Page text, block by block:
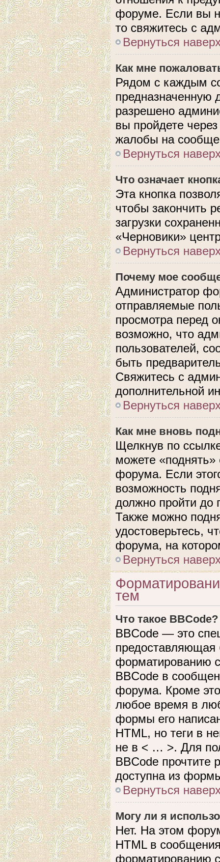
форуме. Если вы
то свяжитесь с
Вернуться
Как мне
Рядом с каждым
предназначенную
разрешено
вы пройдете
жалобы на
Вернуться
Что означает
Эта кнопка
чтобы закончить
загрузки
«Черновики»
Вернуться
Почему мое
Администратор
отправляемые
просмотра перед
возможно, что
пользователей,
быть
Свяжитесь с
дополнительной
Вернуться
Как мне вновь
Щелкнув по
можете
форума. Если
возможность
должно пройти до
Также можно
удостоверьтесь,
форума, на
Вернуться
тем
Что такое BBCode?
BBCode — это
предоставляющая
форматированию
BBCode в
форума. Кроме
любое время в
формы его
HTML, но теги в
не в < … >. Для
BBCode прочтите
доступна из
Вернуться
Могу ли я
Нет. На этом
HTML в
форматированию